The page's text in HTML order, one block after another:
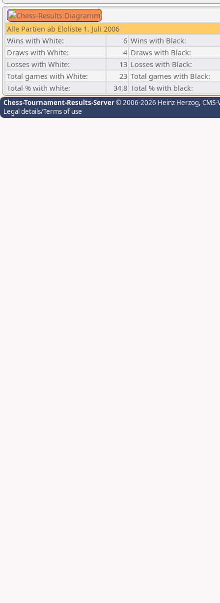
Alle Partien ab Eloliste 1. Juli 2006
Wins with White:
6 Wins with Black:
Draws with White:
4 Draws with Black:
Losses with White:
13 Losses with Black:
Total games with White:
23 Total games with Black:
Total % with white:
34,8 Total % with black:
Chess-Tournament-Results-Server© 2006-2026 Heinz Herzog,
Legal details/Terms of use